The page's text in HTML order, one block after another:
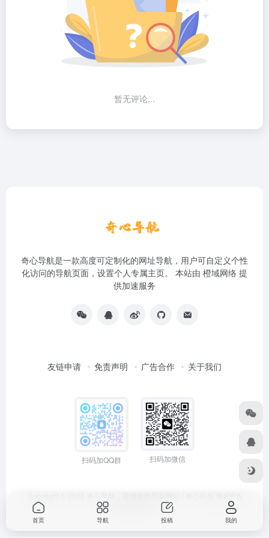
暂无评论...
奇心导航是一款高度可定制化的网址导航，用户可自定义个性
化访问的导航页面，设置个人专属主页。 本站由 橙域网络 提
供加速服务
友链申请 免责声明 广告合作 关于我们
扫码加QQ群 扫码加微信
首页 导航 投稿 我的